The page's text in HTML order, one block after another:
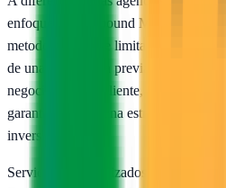
enfoque en el Inbound Marketing y la
metodología no se limita a ejecutar
de una consultoría previa para
negocio de cada cliente, su
garantizando así una estrategia
inversión (ROI).
Servicios Especializados